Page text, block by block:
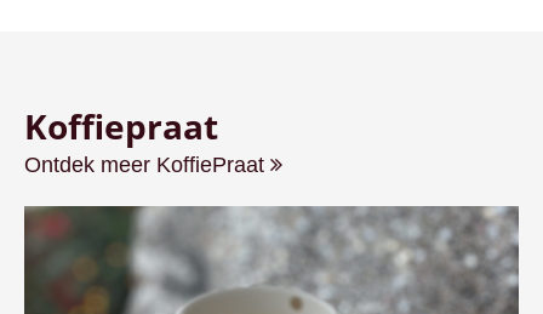
Koffiepraat
Ontdek meer KoffiePraat